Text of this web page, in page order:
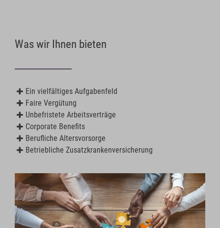
Was wir Ihnen bieten
Ein vielfältiges Aufgabenfeld
Faire Vergütung
Unbefristete Arbeitsverträge
Corporate Benefits
Berufliche Altersvorsorge
Betriebliche Zusatzkrankenversicherung